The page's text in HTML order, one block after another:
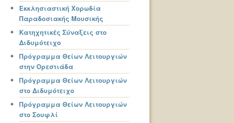
Εκκλησιαστική Χορωδία
Παραδοσιακής Μουσικής
Κατηχητικές Σύναξεις στο
Διδυμότειχο
Πρόγραμμα Θείων Λειτουργιών
στην Ορεστιάδα
Πρόγραμμα Θείων Λειτουργιών
στο Διδυμότειχο
Πρόγραμμα Θείων Λειτουργιών
στο Σουφλί